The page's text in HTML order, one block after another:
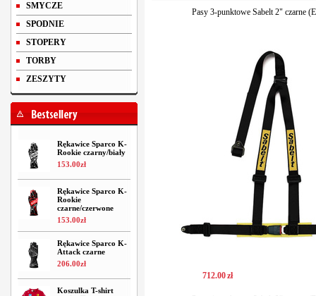
SMYCZE
SPODNIE
STOPERY
TORBY
ZESZYTY
Rękawice Sparco K-
Rookie czarny/biały
153.00zł
Rękawice Sparco K-
Rookie
czarne/czerwone
153.00zł
Rękawice Sparco K-
Attack czarne
206.00zł
Koszulka T-shirt
Pasy 3-punktowe Sabelt 2" czarne
712.00zł